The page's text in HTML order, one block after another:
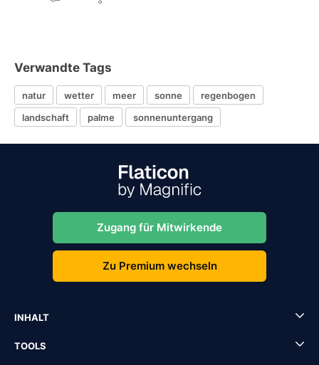
Verwandte Tags
natur wetter meer sonne
regenbogen
landschaft
palme sonnenuntergang
Zugang für Mitwirkende
Zu Premium wechseln
INHALT
TOOLS